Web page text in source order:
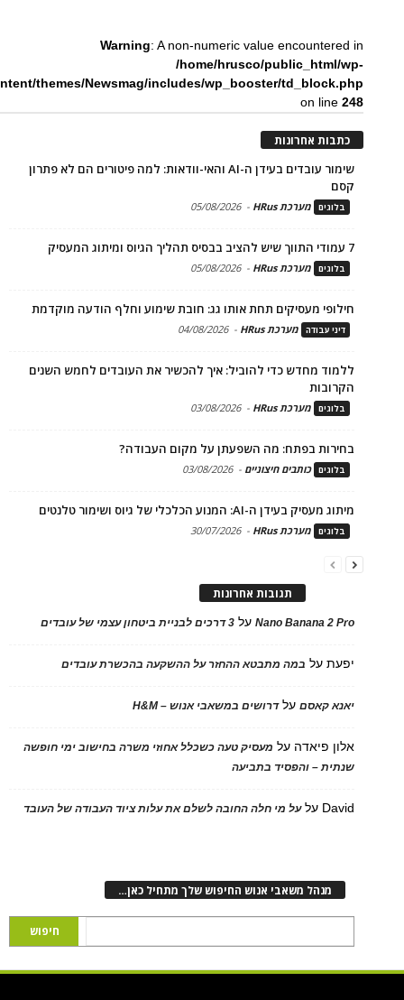
Warning: A non-numeric value encountered in
/home/hrusco/public_html/wp-
themes/Newsmag/includes/wp_booster/td_block.php
on line248
כתבות אחרונות
שימור עובדים בעידן ה-AI והאי-וודאות: למה פיטורים הם לא פתרון
קסם
בלוגים מערכת HRus -
05/08/2026
7 עמודי התווך שיש להציב בבסיס תהליך הגיוס ומיתוג המעסיק
בלוגים מערכת HRus -
05/08/2026
חילופי מעסיקים תחת אותו גג: חובת שימוע וחלף הודעה מוקדמת
דיני עבודה מערכת HRus -
04/08/2026
ללמוד מחדש כדי להוביל: איך להכשיר את העובדים לחמש השנים
הקרובות
בלוגים מערכת HRus -
03/08/2026
בחירות בפתח: מה השפעתן על מקום העבודה?
בלוגים כותבים חיצוניים -
03/08/2026
מיתוג מעסיק בעידן ה-AI: המנוע הכלכלי של גיוס ושימור טלנטים
בלוגים מערכת HRus -
30/07/2026
תגובות אחרונות
Nano Banana 2 Proעל 3 דרכים לבניית ביטחון עצמי של עובדים
יפעתעל במה מתבטא ההחזר על ההשקעה בהכשרת עובדים
יאנא קאסםעלדרושים במשאבי אנוש – H&M
אלון פיאדה על מעסיק טעה כשכלל אחוזי משרה בחישוב ימי חופשה
שנתית – והפסיד בתביעה
David עלעל מי חלה החובה לשלם את עלות ציוד העבודה של העובד
מנהל משאבי אנוש החיפוש שלך מתחיל כאן…